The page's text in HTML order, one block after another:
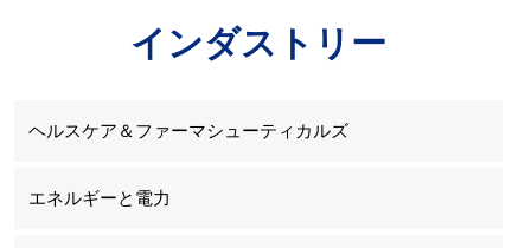
インダストリー
ヘルスケア＆ファーマシューティカルズ
エネルギーと電力